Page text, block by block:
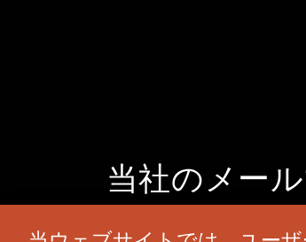
当社のメー